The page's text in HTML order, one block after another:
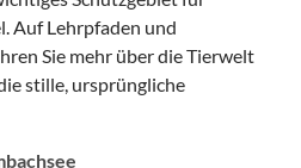
Auf Lehrpfaden und
Sie mehr über die Tierwelt
stille, ursprüngliche